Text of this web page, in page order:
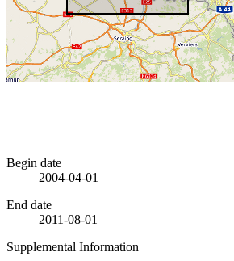
Begin date
2004-04-01
End date
2011-08-01
Supplemental Information